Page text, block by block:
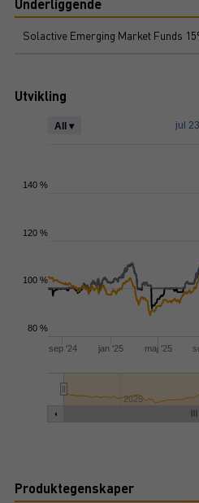
Underliggende
Solactive Emerging Market Funds
Utvikling
sep '24 jan '25 maj '25
2025
All ▾ jul
80 %
100 %
120 %
140 %
Produktegenskaper